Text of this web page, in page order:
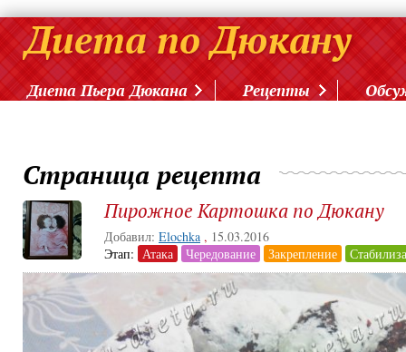
Диета Пьера Дюкана Рецепты
Страница рецепта
Пирожное Картошка по Дюкану
Добавил: Elochka , 15.03.2016
Этап: Атака Чередование Закрепление